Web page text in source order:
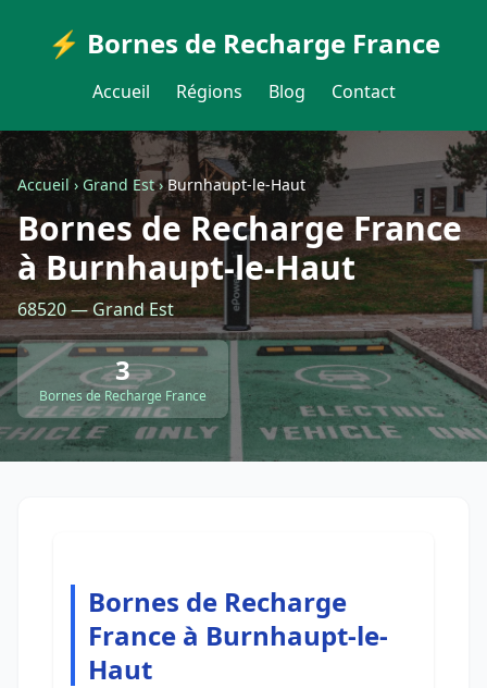
⚡ Bornes de Recharge France
Accueil Régions Blog Contact
Accueil›Grand Est›Burnhaupt-le-Haut
Bornes de Recharge France
à Burnhaupt-le-Haut
68520 — Grand Est
3
Bornes de Recharge France
Bornes de Recharge
France à Burnhaupt-le-
Haut